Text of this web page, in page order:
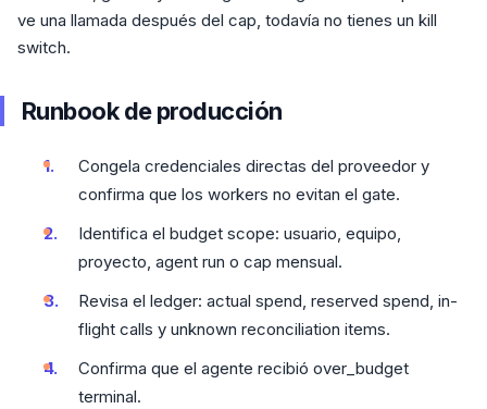
ve una llamada después del cap, todavía no tienes un kill
switch.
Runbook de producción
Congela credenciales directas del proveedor y
confirma que los workers no evitan el gate.
Identifica el budget scope: usuario, equipo,
proyecto, agent run o cap mensual.
Revisa el ledger: actual spend, reserved spend, in-
flight calls y unknown reconciliation items.
Confirma que el agente recibió over_budget
terminal.